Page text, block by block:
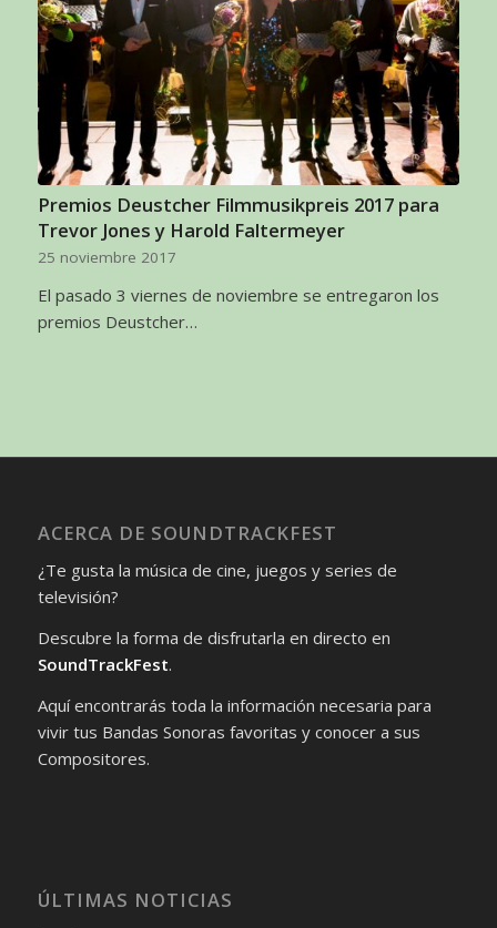
Premios Deustcher Filmmusikpreis 2017 para
Trevor Jones y Harold Faltermeyer
25 noviembre 2017
El pasado 3 viernes de noviembre se entregaron los
premios Deustcher…
ACERCA DE SOUNDTRACKFEST
¿Te gusta la música de cine, juegos y series de
televisión?
Descubre la forma de disfrutarla en directo en
SoundTrackFest.
Aquí encontrarás toda la información necesaria para
vivir tus Bandas Sonoras favoritas y conocer a sus
Compositores.
ÚLTIMAS NOTICIAS